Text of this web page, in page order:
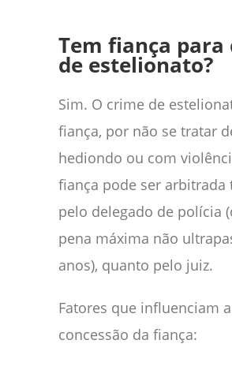
Tem fiança para
de estelionato?
Sim. O crime de
fiança, por não se tratar
hediondo ou com
fiança pode ser arbitrada
pelo delegado de polícia
pena máxima não
anos), quanto pelo juiz.
Fatores que influenciam a
concessão da fiança: